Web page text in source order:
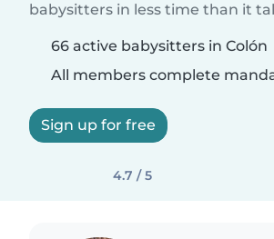
babysitters in less time than it
66 active babysitters in Colón
All members complete
Sign up for free
4.7 / 5